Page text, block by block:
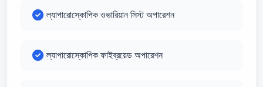
ল্যাপারোস্কোপিক ওভারিয়ান সিস্ট অপারেশন
ল্যাপারোস্কোপিক ফাইব্রয়েড অপারেশন